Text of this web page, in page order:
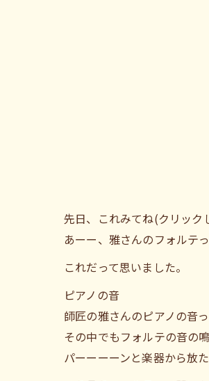
先日、これみてね(クリック
あーー、雅さんのフォルテっ
これだって思いました。
ピアノの音
師匠の雅さんのピアノの音
その中でもフォルテの音の
パーーーーンと楽器から放た